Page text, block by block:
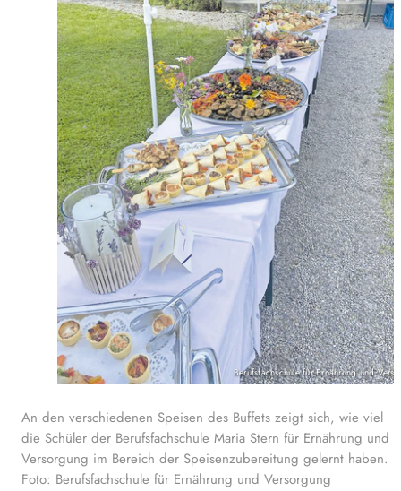
Berufsfachschule für Ernährung und
An den verschiedenen Speisen des Buffets zeigt sich, wie viel
die Schüler der Berufsfachschule Maria Stern für Ernährung und
Versorgung im Bereich der Speisenzubereitung gelernt haben.
Foto: Berufsfachschule für Ernährung und Versorgung